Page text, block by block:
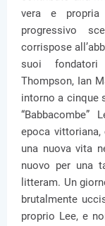
vera e propria
progressivo
corrispose
suoi fondatori
Thompson, Ian
intorno a cinque
epoca
una nuova vita
nuovo per una
litteram. Un
brutalmente
proprio Lee, e